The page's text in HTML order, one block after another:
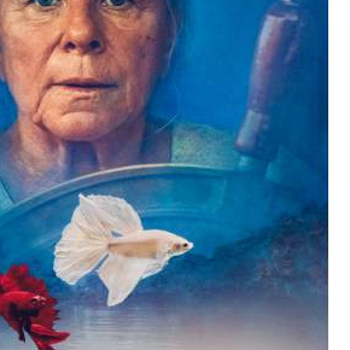
O ÚLTIMO AZUL